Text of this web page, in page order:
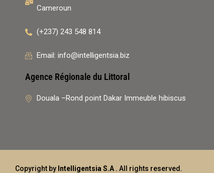
Cameroun
(+237) 243 548 814
Email: info@intelligentsia.biz
Agence Régionale du Littoral
Douala –Rond point Dakar Immeuble hibiscus
Copyright by Intelligentsia S.A . All rights reserved.